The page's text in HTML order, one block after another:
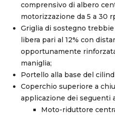
comprensivo di albero
motorizzazione da 5 a 30
Griglia di sostegno
libera pari al 12% con
opportunamente
maniglia;
Portello alla base del
Coperchio superiore a
applicazione dei seguenti
Moto-riduttore